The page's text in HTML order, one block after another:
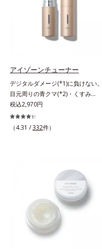
ド、スフィンゴ糖脂質*2 角層内*3
うるおいによりキメを整えて毛穴を
目立たなくする*4 洗浄による汚れ
の除去*5 すべての方に皮膚刺激が
ての人に皮膚刺激がおきないという
わけではありません）
るおいのあるふっくらとした唇とつ
けたての鮮やかな発色を両立しま
す。マスクオフの瞬間も、ハッと目
を惹く唇に。* シリカ、水添ポリイ
シリル化シリカ、BG、ペンチレン
アイゾーンチューナー
デジタルダメージ(*1)に負けない。
目元周りの青クマ(*2)・くすみ
(*3)・乾燥をケアする目元用スティ
ック状美容液。目元周りにあらわれ
る青クマ(*2)・くすみ(*3)・乾燥
その液晶画面が発するブルーライト
を浴び続けると、目元周りには青ク
マ・くすみ・乾燥が……。そこでデ
ジタルダメージの根本原因に着目
し、目元スッキリ(*4)・くすみケ
ア・ハイライト効果と、1本で3つの
機能を兼ね備えた目元用美容液を開
税込2,970円
（4.31 /332件）